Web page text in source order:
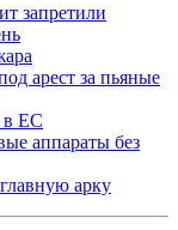
запретили
арест за пьяные
в ЕС
аппараты без
арку